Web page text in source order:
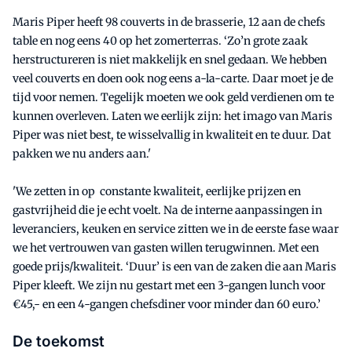
Maris Piper heeft 98 couverts in de brasserie, 12 aan de chefs
table en nog eens 40 op het zomerterras. ‘Zo’n grote zaak
herstructureren is niet makkelijk en snel gedaan. We hebben
veel couverts en doen ook nog eens a-la-carte. Daar moet je de
tijd voor nemen. Tegelijk moeten we ook geld verdienen om te
kunnen overleven. Laten we eerlijk zijn: het imago van Maris
Piper was niet best, te wisselvallig in kwaliteit en te duur. Dat
pakken we nu anders aan.'
'We zetten in op constante kwaliteit, eerlijke prijzen en
gastvrijheid die je echt voelt. Na de interne aanpassingen in
leveranciers, keuken en service zitten we in de eerste fase waar
we het vertrouwen van gasten willen terugwinnen. Met een
goede prijs/kwaliteit. ‘Duur’ is een van de zaken die aan Maris
Piper kleeft. We zijn nu gestart met een 3-gangen lunch voor
€45,- en een 4-gangen chefsdiner voor minder dan 60 euro.’
De toekomst